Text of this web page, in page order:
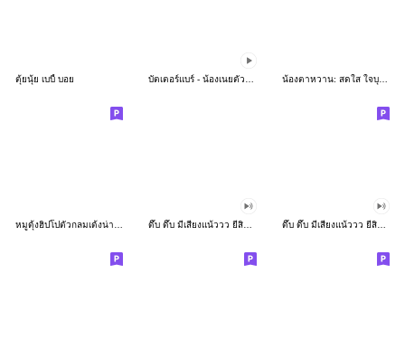
ตุ้ยนุ้ย เบบี้ บอย น้องตาหวาน: สดใส ใจบุญ (สีพาสเทล)
หมูดุ้งฮิปโปตัวกลมเด้งน่ารัก ดึ๊บ ดึ๊บ มีเสียงแน้ววว ยี่สิบเจ็ด ดึ๊บ ดึ๊บ มีเสียงแน้ววว ยี่สิบหก